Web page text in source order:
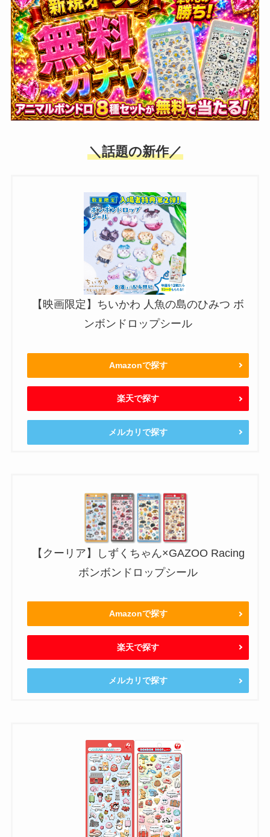
＼話題の新作／
【映画限定】ちいかわ 人魚の島のひみつ ボ
ンボンドロップシール
Amazonで探す
楽天で探す
メルカリで探す
【クーリア】しずくちゃん×GAZOO Racing
ボンボンドロップシール
Amazonで探す
楽天で探す
メルカリで探す